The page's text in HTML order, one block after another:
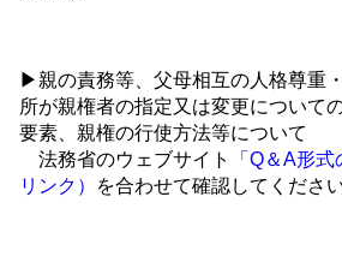
▶親の責務等、父母相互の人格尊重
所が親権者の指定又は変更について
要素、親権の行使方法等について
法務省のウェブサイト
「Q＆A形
リンク）
を合わせて確認してください